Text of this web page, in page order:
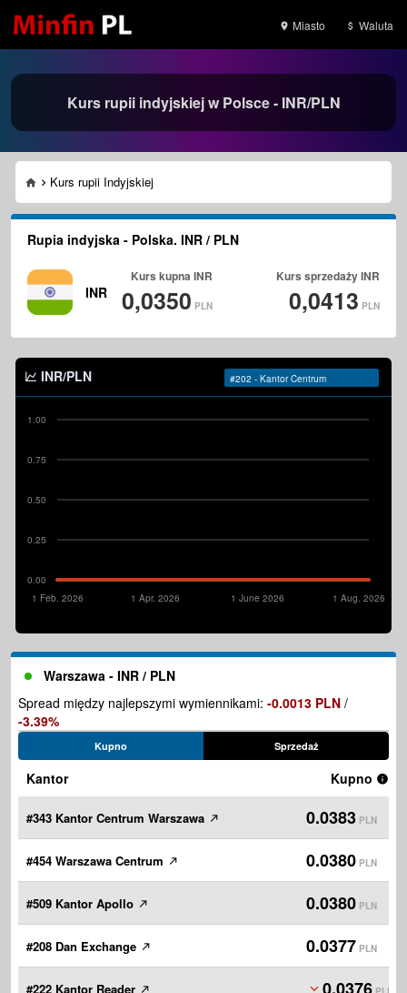
Miasto Waluta
Kurs rupii indyjskiej w Polsce - INR/PLN
Kurs rupii Indyjskiej
Rupia indyjska - Polska. INR / PLN
INR
Kurs kupna INR
0,0350 PLN
Kurs sprzedażyINR
0,0413 PLN
INR/PLN
0.00
0.25
0.50
0.75
1.00
1 Aug. 2026
1 June 2026
1 Apr. 2026
1 Feb. 2026
Warszawa - INR / PLN
Spread między najlepszymi wymiennikami: -0.0013 PLN /
-3.39%
Kupno Sprzedaż
Kantor Kupno
#343 Kantor Centrum Warszawa 0.0383 PLN
#454 Warszawa Centrum 0.0380 PLN
#509 Kantor Apollo 0.0380 PLN
#208 Dan Exchange 0.0377 PLN
#222 Kantor Reader